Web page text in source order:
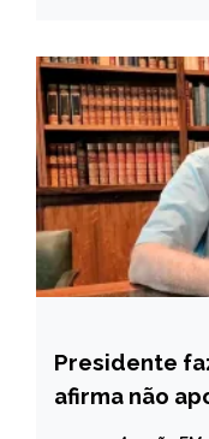
BRASIL
NOTÍCIAS
Presidente
afirma não